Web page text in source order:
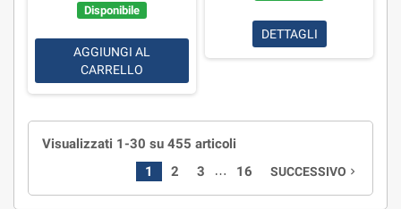
Disponibile
AGGIUNGI AL
CARRELLO
DETTAGLI
Visualizzati 1-30 su 455 articoli
1
2 3 … 16 SUCCESSIVO navigate_next